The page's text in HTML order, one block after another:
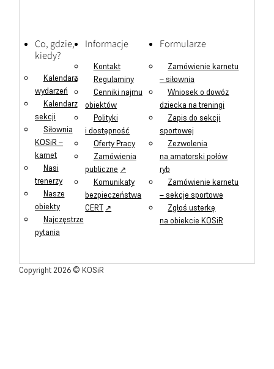
Co, gdzie,
kiedy?
Kalendarz
wydarzeń
Kalendarz
sekcji
Siłownia
KOSiR –
karnet
Nasi
trenerzy
Nasze
obiekty
Najczęstrze
pytania
Informacje
Kontakt
Regulaminy
Cenniki najmu
obiektów
Polityki
i dostępność
Oferty Pracy
Zamówienia
publiczne
Komunikaty
bezpieczeństwa
CERT
Formularze
Zamówienie karnetu
– siłownia
Wniosek o dowóz
dziecka na treningi
Zapis do sekcji
sportowej
Zezwolenia
na amatorski połów
ryb
Zamówienie karnetu
– sekcje sportowe
Zgłoś usterkę
na obiekcie KOSiR
Copyright 2026 © KOSiR